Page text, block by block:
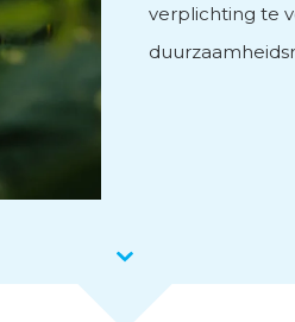
verplichting te